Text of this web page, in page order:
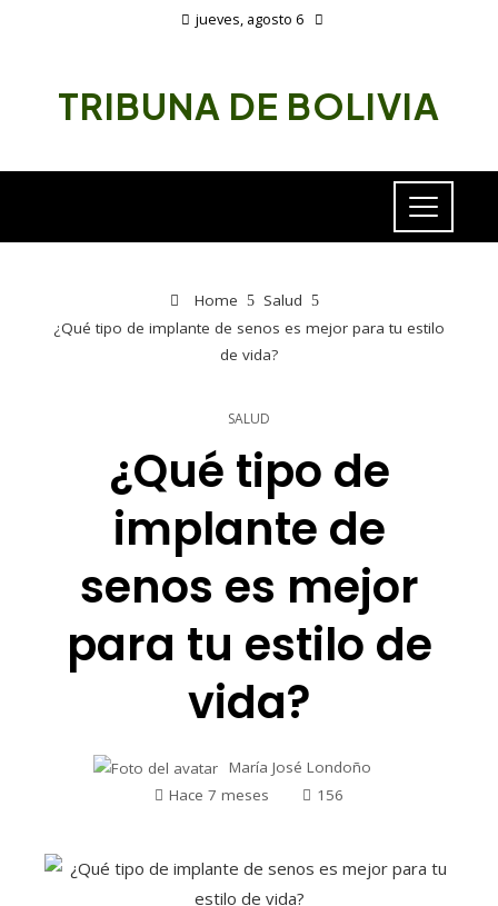
jueves, agosto 6
TRIBUNA DE BOLIVIA
Home
Salud
¿Qué tipo de implante de senos es mejor para tu estilo
de vida?
SALUD
¿Qué tipo de
implante de
senos es mejor
para tu estilo de
vida?
María José Londoño
Hace 7 meses
156